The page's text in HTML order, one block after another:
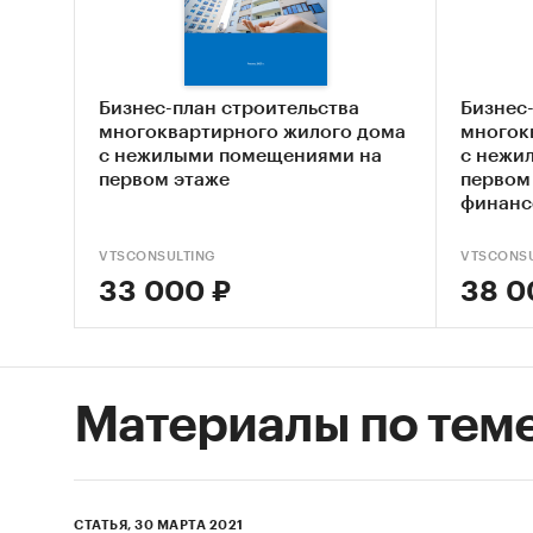
Бизнес-план строительства
многоквартирного жилого дома
с нежилыми помещениями на
первом этаже
VTSCONSULTING
33 000 ₽
с
первом
38
Материалы по
СТАТЬЯ, 30 МАРТА 2021